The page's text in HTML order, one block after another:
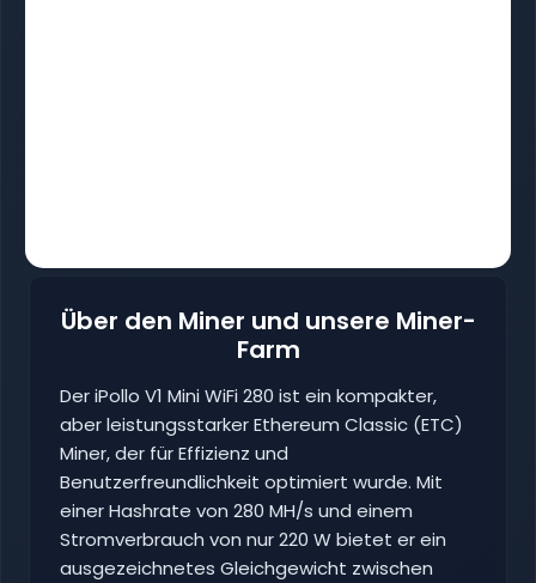
Über den Miner und unsere Miner-
Farm
Der iPollo V1 Mini WiFi 280 ist ein kompakter,
aber leistungsstarker Ethereum Classic (ETC)
Miner, der für Effizienz und
Benutzerfreundlichkeit optimiert wurde. Mit
einer Hashrate von 280 MH/s und einem
Stromverbrauch von nur 220 W bietet er ein
ausgezeichnetes Gleichgewicht zwischen